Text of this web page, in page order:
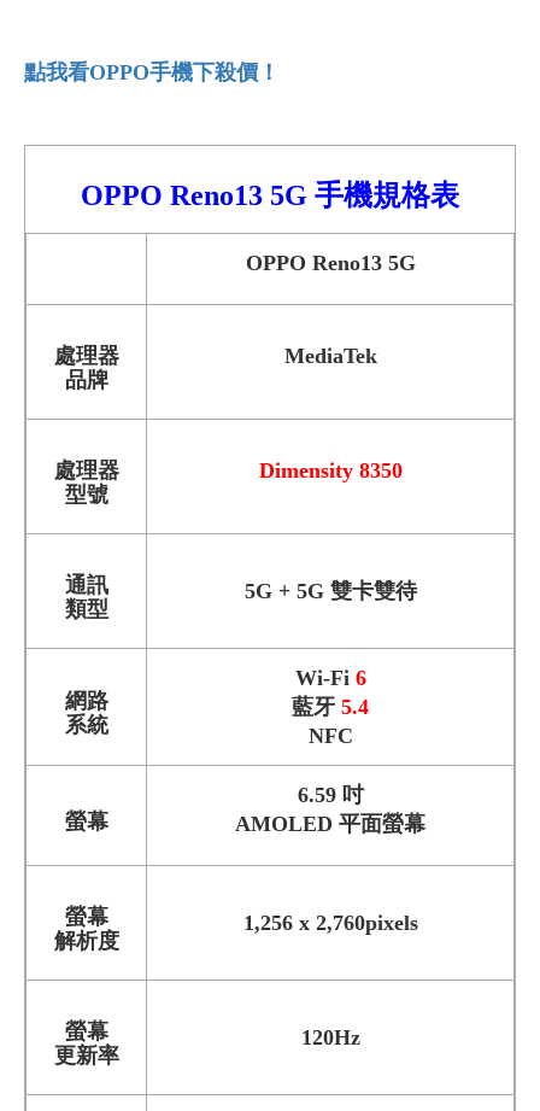
點我看OPPO手機下殺價！
OPPO Reno13 5G 手機規格表
OPPO Reno13 5G
處理器
品牌
MediaTek
處理器
型號
Dimensity 8350
通訊
類型
5G + 5G 雙卡雙待
網路
系統
Wi-Fi 6
藍牙 5.4
NFC
螢幕
6.59 吋
AMOLED 平面螢幕
螢幕
解析度
1,256 x 2,760pixels
螢幕
更新率
120Hz